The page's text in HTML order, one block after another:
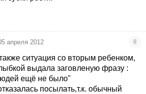
апреля 2012 8
ситуация со вторым ребенком,
выдала заговленую фразу :
ещё не было"
посылать,т.к. обычный